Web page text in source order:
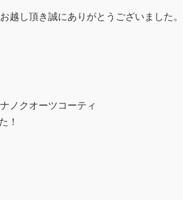
越し頂き誠にありがとうございました。
ノクオーツコーティ
！